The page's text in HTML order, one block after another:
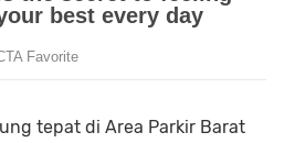
tepat di Area Parkir Barat